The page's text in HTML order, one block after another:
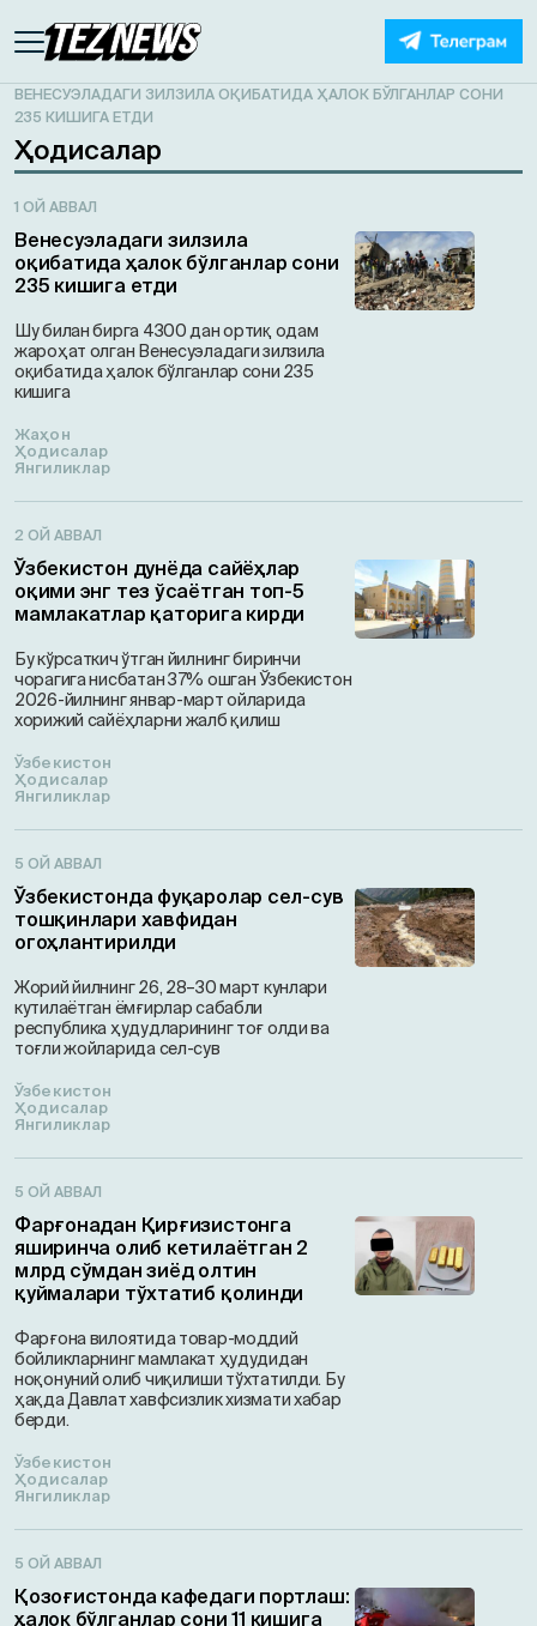
ВЕНЕСУЭЛАДАГИ ЗИЛЗИЛА ОҚИБАТИДА ҲАЛОК БЎЛГАНЛАР СОНИ
235 КИШИГА ЕТДИ
Ҳодисалар
1 ОЙ АВВАЛ
Венесуэладаги зилзила
оқибатида ҳалок бўлганлар сони
235 кишига етди
Шу билан бирга 4300 дан ортиқ одам
жароҳат олган Венесуэладаги зилзила
оқибатида ҳалок бўлганлар сони 235
кишига
Жаҳон
Ҳодисалар
Янгиликлар
2 ОЙ АВВАЛ
Ўзбекистон дунёда сайёҳлар
оқими энг тез ўсаётган топ-5
мамлакатлар қаторига кирди
Бу кўрсаткич ўтган йилнинг биринчи
чорагига нисбатан 37% ошган Ўзбекистон
2026-йилнинг январ-март ойларида
хорижий сайёҳларни жалб қилиш
Ўзбекистон
Ҳодисалар
Янгиликлар
5 ОЙ АВВАЛ
Ўзбекистонда фуқаролар сел-сув
тошқинлари хавфидан
огоҳлантирилди
Жорий йилнинг 26, 28–30 март кунлари
кутилаётган ёмғирлар сабабли
республика ҳудудларининг тоғ олди ва
тоғли жойларида сел-сув
Ўзбекистон
Ҳодисалар
Янгиликлар
5 ОЙ АВВАЛ
Фарғонадан Қирғизистонга
яширинча олиб кетилаётган 2
млрд сўмдан зиёд олтин
қуймалари тўхтатиб қолинди
Фарғона вилоятида товар-моддий
бойликларнинг мамлакат ҳудудидан
ноқонуний олиб чиқилиши тўхтатилди. Бу
ҳақда Давлат хавфсизлик хизмати хабар
берди.
Ўзбекистон
Ҳодисалар
Янгиликлар
5 ОЙ АВВАЛ
Қозоғистонда кафедаги портлаш:
ҳалок бўлганлар сони 11 кишига